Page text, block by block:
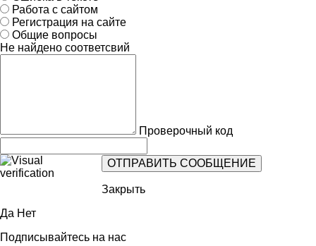
Работа с сайтом
Регистрация на сайте
Общие вопросы
Не найдено соответсвий
Проверочный код
Закрыть
Да Нет
Подписывайтесь на нас